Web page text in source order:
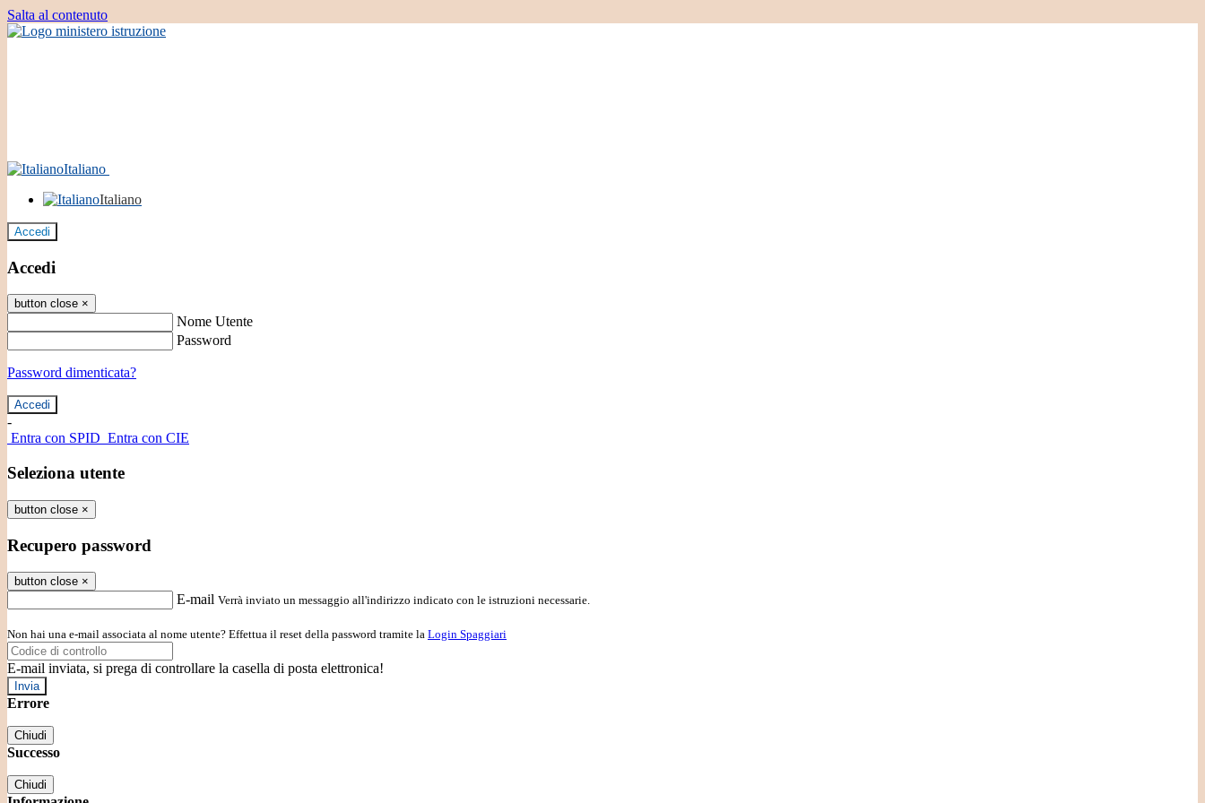
Salta al contenuto
Italiano
Italiano
Accedi
Accedi
button close ×
Nome Utente
Password
Password dimenticata?
-
Entra con SPID Entra con CIE
Seleziona utente
button close ×
Recupero password
button close ×
E-mail Verrà inviato un messaggio all'indirizzo indicato con le istruzioni necessarie.
Non hai una e-mail associata al nome utente? Effettua il reset della password tramite la Login Spaggiari
E-mail inviata, si prega di controllare la casella di posta elettronica!
Errore
Chiudi
Successo
Chiudi